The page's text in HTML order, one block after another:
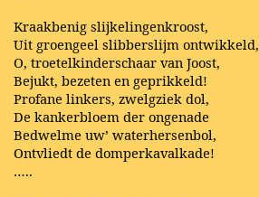
Kraakbenig slijkelingenkroost,
Uit groengeel slibberslijm ontwikkeld,
O, troetelkinderschaar van Joost,
Bejukt, bezeten en geprikkeld!
Profane linkers, zwelgziek dol,
De kankerbloem der ongenade
Bedwelme uw’ waterhersenbol,
Ontvliedt de domperkavalkade!
…..